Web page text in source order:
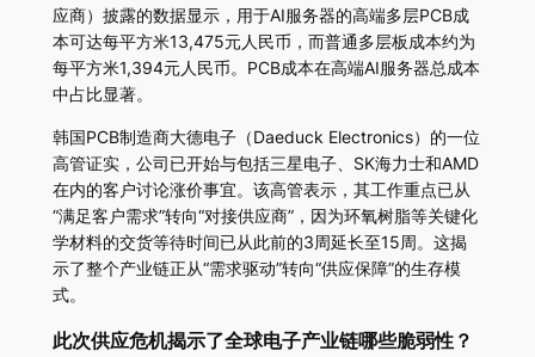
应商）披露的数据显示，用于AI服务器的高端多层PCB成
本可达每平方米13,475元人民币，而普通多层板成本约为
每平方米1,394元人民币。PCB成本在高端AI服务器总成本
中占比显著。
韩国PCB制造商大德电子（Daeduck Electronics）的一位
高管证实，公司已开始与包括三星电子、SK海力士和AMD
在内的客户讨论涨价事宜。该高管表示，其工作重点已从
“满足客户需求”转向“对接供应商”，因为环氧树脂等关键化
学材料的交货等待时间已从此前的3周延长至15周。这揭
示了整个产业链正从“需求驱动”转向“供应保障”的生存模
式。
此次供应危机揭示了全球电子产业链哪些脆弱性？